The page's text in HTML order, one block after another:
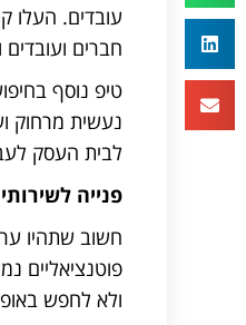
עובדים. העלו
חברים
טיפ נוסף
נעשית מרחוק
לבית העסק
פנייה לשירותי
חשוב שתהיו
פוטנציאליים
ולא לחפש